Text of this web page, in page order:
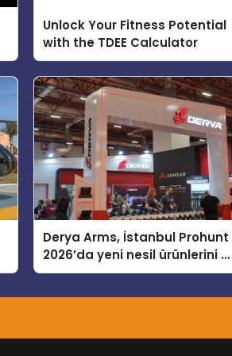
Unlock Your Fitness Potential
with the TDEE Calculator
Derya Arms, İstanbul Prohunt
2026’da yeni nesil ürünlerini
global marka vizyonunu